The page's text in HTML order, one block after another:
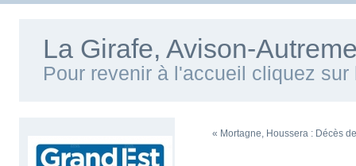
La Girafe, Avison-
Pour revenir à l'accueil cliquez sur
« Mortagne, Houssera : Décès